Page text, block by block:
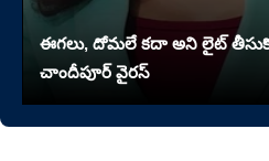
ఈగలు, దోమలే కదా అని లైట్
చాందీపూర్ వైరస్